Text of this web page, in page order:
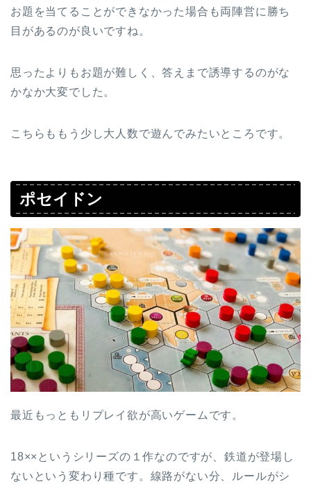
お題を当てることができなかった場合も両陣営に勝ち
目があるのが良いですね。
思ったよりもお題が難しく、答えまで誘導するのがな
かなか大変でした。
こちらももう少し大人数で遊んでみたいところです。
ポセイドン
最近もっともリプレイ欲が高いゲームです。
18××というシリーズの１作なのですが、鉄道が登場し
ないという変わり種です。線路がない分、ルールがシ